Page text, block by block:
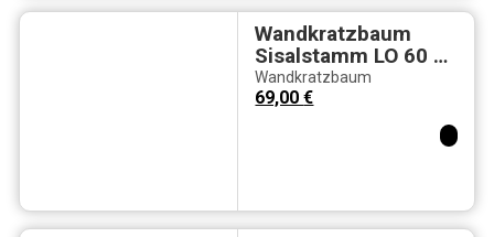
Wandkratzbaum
Sisalstamm LO 60 x
14 x 15 cm –
Material:
Kautschukbaumholz
Wandkratzbaum
69,00€